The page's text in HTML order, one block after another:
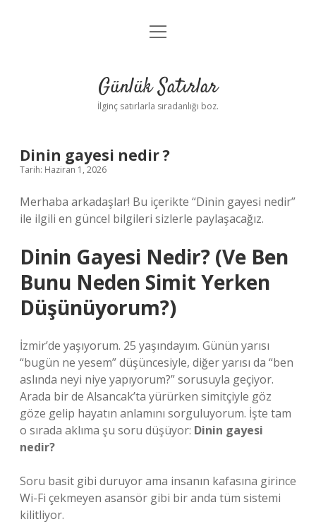
Anasayfa
Yasal Uyarı
menüyü
Günlük Satırlar
İlginç satırlarla sıradanlığı boz.
Dinin gayesi nedir ?
Tarih: Haziran 1, 2026
Merhaba arkadaşlar! Bu içerikte “Dinin gayesi nedir”
ile ilgili en güncel bilgileri sizlerle paylaşacağız.
Dinin Gayesi Nedir? (Ve Ben
Bunu Neden Simit Yerken
Düşünüyorum?)
İzmir’de yaşıyorum. 25 yaşındayım. Günün yarısı
“bugün ne yesem” düşüncesiyle, diğer yarısı da “ben
aslında neyi niye yapıyorum?” sorusuyla geçiyor.
Arada bir de Alsancak’ta yürürken simitçiyle göz
göze gelip hayatın anlamını sorguluyorum. İşte tam
o sırada aklıma şu soru düşüyor: Dinin gayesi
nedir?
Soru basit gibi duruyor ama insanın kafasına girince
Wi-Fi çekmeyen asansör gibi bir anda tüm sistemi
kilitliyor.